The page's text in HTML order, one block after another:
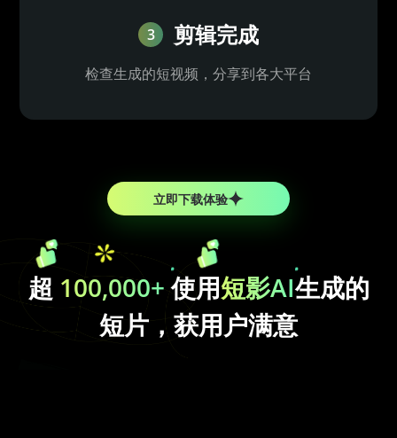
3 剪辑完成
检查生成的短视频，分享到各大平台
立即下载体验
超 100,000+使用短影AI生成的
短片，获用户满意